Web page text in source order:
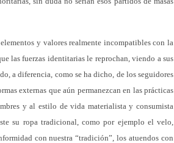
y valores realmente incompatibles con la
las fuerzas identitarias le reprochan, viendo a sus
a diferencia, como se ha dicho, de los seguidores
externas que aún permanezcan en las prácticas
y al estilo de vida materialista y consumista
su ropa tradicional, como por ejemplo el velo,
con nuestra “tradición”, los atuendos con